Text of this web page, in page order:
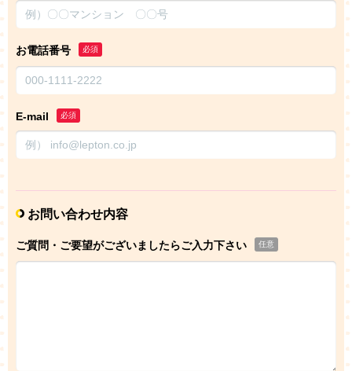
お電話番号 必須
E-mail 必須
お問い合わせ内容
ご質問・ご要望がございましたらご入力下さい 任意